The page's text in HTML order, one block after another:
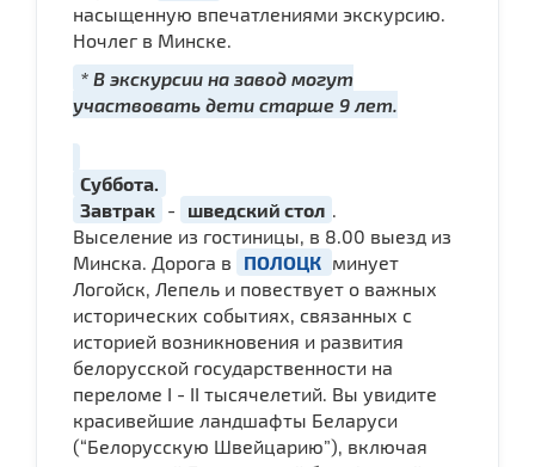
насыщенную впечатлениями экскурсию.
Ночлег в Минске.
* В экскурсии на завод могут
участвовать дети старше 9 лет.
Суббота.
Завтрак - шведский стол
Выселение из гостиницы, в 8.00 выезд из
Минска. Дорога в
ПОЛОЦК минует
Логойск, Лепель и повествует о важных
исторических событиях, связанных с
историей возникновения и развития
белорусской государственности на
переломе I - II тысячелетий. Вы увидите
красивейшие ландшафты Беларуси
(“Белорусскую Швейцарию”), включая